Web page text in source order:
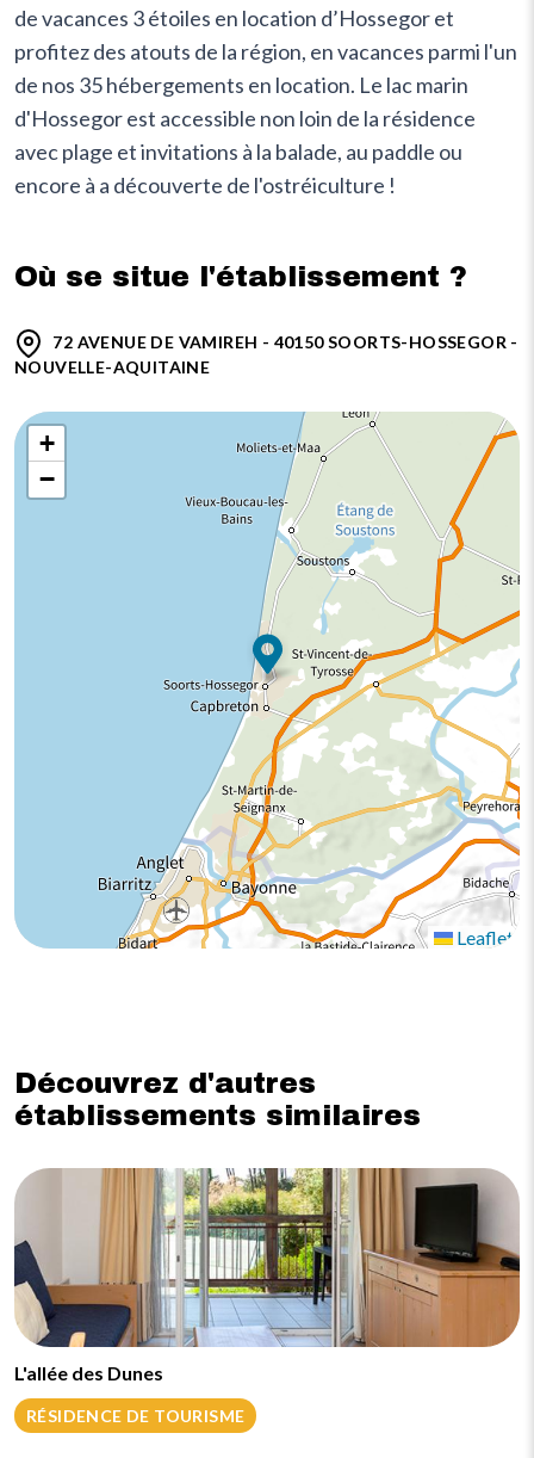
de vacances 3 étoiles en location d’Hossegor et
profitez des atouts de la région, en vacances parmi l'un
de nos 35 hébergements en location. Le lac marin
d'Hossegor est accessible non loin de la résidence
avec plage et invitations à la balade, au paddle ou
encore à a découverte de l'ostréiculture !
Où se situe l'établissement ?
72 AVENUE DE VAMIREH - 40150 SOORTS-HOSSEGOR -
NOUVELLE-AQUITAINE
+
−
Leaflet
Découvrez d'autres
établissements similaires
L'allée des Dunes
RÉSIDENCE DE TOURISME